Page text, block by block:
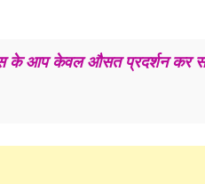
के आप केवल औसत प्रदर्शन कर